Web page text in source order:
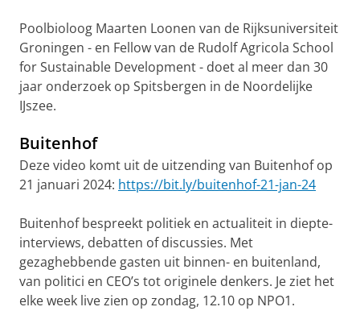
Poolbioloog Maarten Loonen van de Rijksuniversiteit
Groningen - en Fellow van de Rudolf Agricola School
for Sustainable Development - doet al meer dan 30
jaar onderzoek op Spitsbergen in de Noordelijke
IJszee.
Buitenhof
Deze video komt uit de uitzending van Buitenhof op
21 januari 2024: https://bit.ly/buitenhof-21-jan-24
Buitenhof bespreekt politiek en actualiteit in diepte-
interviews, debatten of discussies. Met
gezaghebbende gasten uit binnen- en buitenland,
van politici en CEO’s tot originele denkers. Je ziet het
elke week live zien op zondag, 12.10 op NPO1.